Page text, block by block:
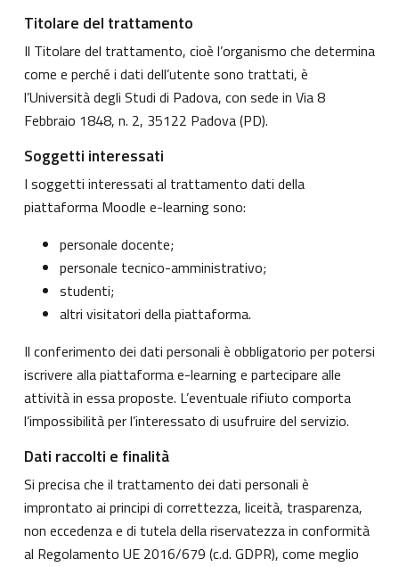
Titolare del trattamento
Il Titolare del trattamento, cioè l’organismo che determina
come e perché i dati dell’utente sono trattati, è
l’Università degli Studi di Padova, con sede in Via 8
Febbraio 1848, n. 2, 35122 Padova (PD).
Soggetti interessati
I soggetti interessati al trattamento dati della
piattaforma Moodle e-learning sono:
personale docente;
personale tecnico-amministrativo;
studenti;
altri visitatori della piattaforma.
Il conferimento dei dati personali è obbligatorio per potersi
iscrivere alla piattaforma e-learning e partecipare alle
attività in essa proposte. L’eventuale rifiuto comporta
l’impossibilità per l’interessato di usufruire del servizio.
Dati raccolti e finalità
Si precisa che il trattamento dei dati personali è
improntato ai principi di correttezza, liceità, trasparenza,
non eccedenza e di tutela della riservatezza in conformità
al Regolamento UE 2016/679 (c.d. GDPR), come meglio